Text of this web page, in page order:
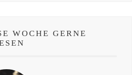
WOCHE GERNE